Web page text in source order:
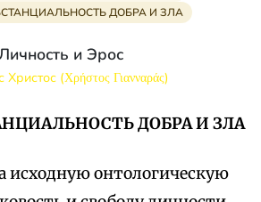
ДОБРА И ЗЛА
и Эрос
(Χρήστος Γιανναράς)
ДОБРА И ЗЛА
исходную онтологическую